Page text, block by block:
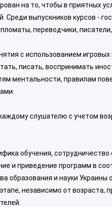
на то, чтобы в приятных
Среди выпускников курсов -
переводчики,
с использованием
писать, воспринимать
ментальности, правилам
слушателю с учетом
обучения,
и приведение программ в
образования и науки
независимо от возраста,